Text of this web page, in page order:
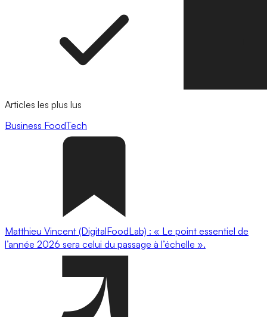
Articles les plus lus
Business FoodTech
Matthieu Vincent (DigitalFoodLab) : « Le point essentiel de
l’année 2026 sera celui du passage à l’échelle ».